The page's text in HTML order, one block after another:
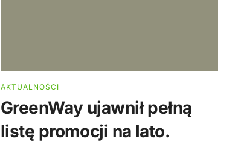
AKTUALNOŚCI
GreenWay ujawnił pełną
listę promocji na lato.